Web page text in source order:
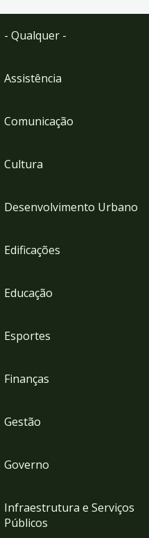
- Qualquer -
Assistência
Comunicação
Cultura
Desenvolvimento Urbano
Edificações
Educação
Esportes
Finanças
Gestão
Governo
Infraestrutura e Serviços
Públicos